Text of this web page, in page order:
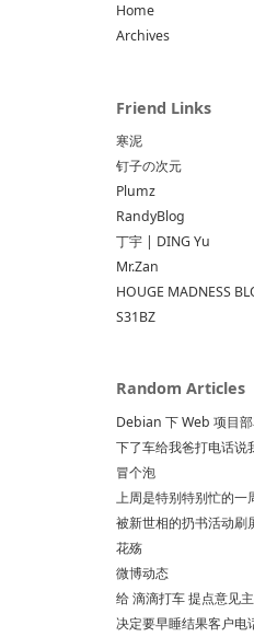
Home
Archives
Friend Links
寒泥
钉子の次元
Plumz
RandyBlog
丁宇 | DING Yu
Mr.Zan
HOUGE MADNESS
S31BZ
Random Articles
Debian 下 Web 项目
下了车给我爸打电话说
冒个泡
上周是特别特别忙的一
被新世相的扔书活动刷
花殇
微博动态
给 滴滴打车 提点意见
决定要早睡结果客户电